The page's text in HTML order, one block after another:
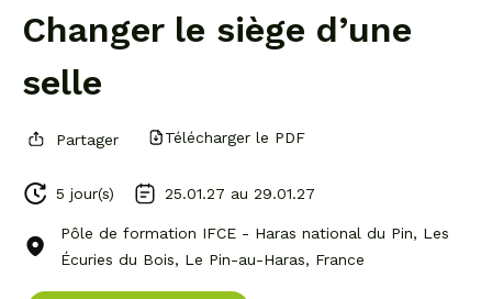
Changer le siège d’une
selle
Partager Télécharger le PDF
5 jour(s) 25.01.27 au 29.01.27
Pôle de formation IFCE - Haras national du Pin, Les
Écuries du Bois, Le Pin-au-Haras, France